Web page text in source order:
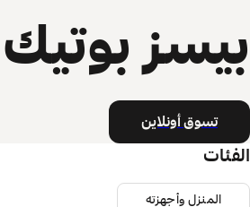
بيسز بوتيك
تسوق أونلاين
الفئات
المنزل وأجهزته